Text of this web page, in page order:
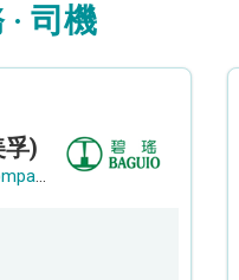
· 司機
)
Baguio Cleaning Services Company Limited